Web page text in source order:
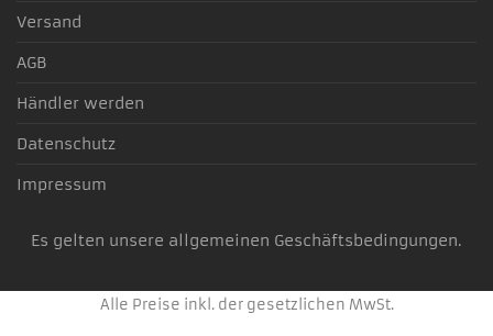
Versand
AGB
Händler werden
Datenschutz
Impressum
Es gelten unsere allgemeinen Geschäftsbedingungen.
Alle Preise inkl. der gesetzlichen MwSt.